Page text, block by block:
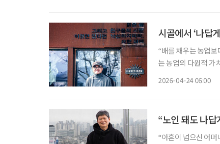
시골에서 ‘나답
“배를 채우는 농업
는 농업의 다원적 가치를 추구하
2026-04-24 06:00
“노인 돼도 나
“아흔이 넘으신 어